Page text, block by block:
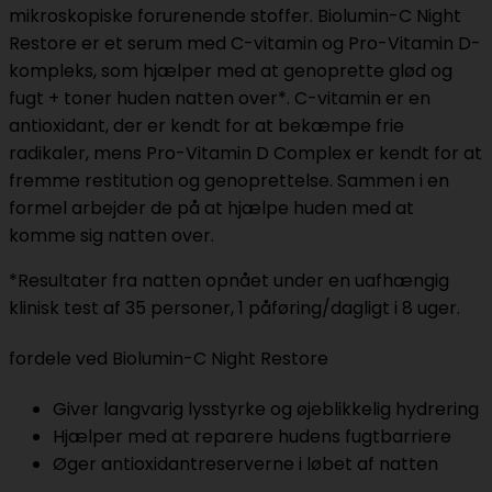
mikroskopiske forurenende stoffer. Biolumin-C Night
Restore er et serum med C-vitamin og Pro-Vitamin D-
kompleks, som hjælper med at genoprette glød og
fugt + toner huden natten over*. C-vitamin er en
antioxidant, der er kendt for at bekæmpe frie
radikaler, mens Pro-Vitamin D Complex er kendt for at
fremme restitution og genoprettelse. Sammen i en
formel arbejder de på at hjælpe huden med at
komme sig natten over.
*Resultater fra natten opnået under en uafhængig
klinisk test af 35 personer, 1 påføring/dagligt i 8 uger.
fordele ved Biolumin-C Night Restore
Giver langvarig lysstyrke og øjeblikkelig hydrering
Hjælper med at reparere hudens fugtbarriere
Øger antioxidantreserverne i løbet af natten